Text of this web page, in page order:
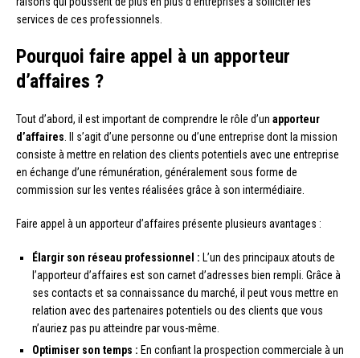
services de ces professionnels.
Pourquoi faire appel à un apporteur
d’affaires ?
Tout d’abord, il est important de comprendre le rôle d’un apporteur
d’affaires . Il s’agit d’une personne ou d’une entreprise dont la mission
consiste à mettre en relation des clients potentiels avec une entreprise
en échange d’une rémunération, généralement sous forme de
commission sur les ventes réalisées grâce à son intermédiaire.
Faire appel à un apporteur d’affaires présente plusieurs avantages :
Élargir son réseau professionnel : L’un des principaux atouts de
l’apporteur d’affaires est son carnet d’adresses bien rempli. Grâce à
ses contacts et sa connaissance du marché, il peut vous mettre en
relation avec des partenaires potentiels ou des clients que vous
n’auriez pas pu atteindre par vous-même.
Optimiser son temps : En confiant la prospection commerciale à un